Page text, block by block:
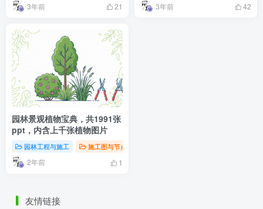
3年前 21 3年前 42
园林景观植物宝典，共1991张
ppt，内含上千张植物图片
园林工程与施工 施工图与节点详图
2年前 1
友情链接